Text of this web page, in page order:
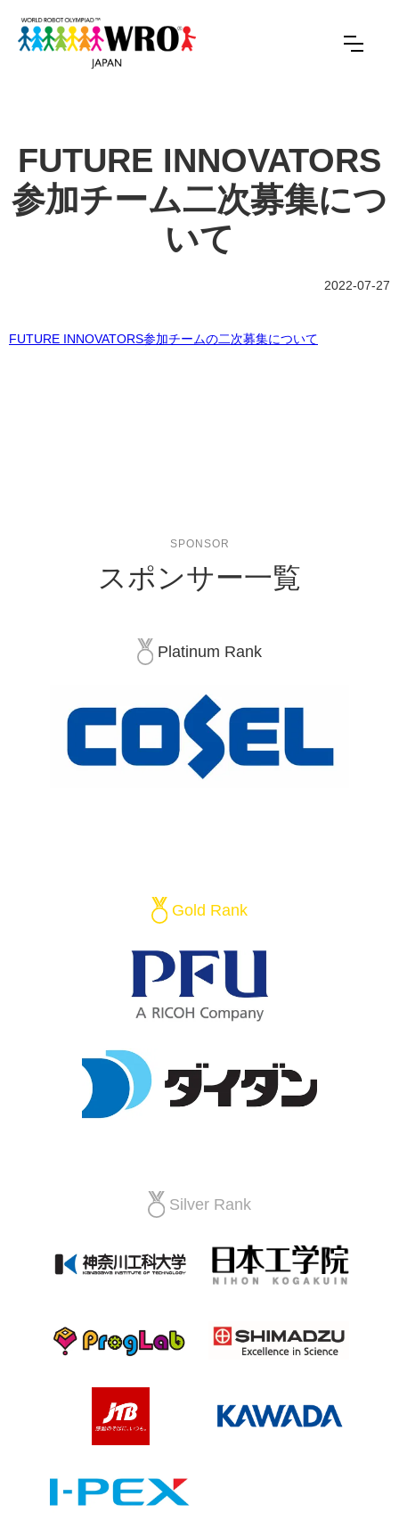
FUTURE INNOVATORS
参加チーム二次募集につ
いて
2022-07-27
FUTURE INNOVATORS参加チームの二次募集について
SPONSOR
スポンサー一覧
Platinum Rank
Gold Rank
Silver Rank